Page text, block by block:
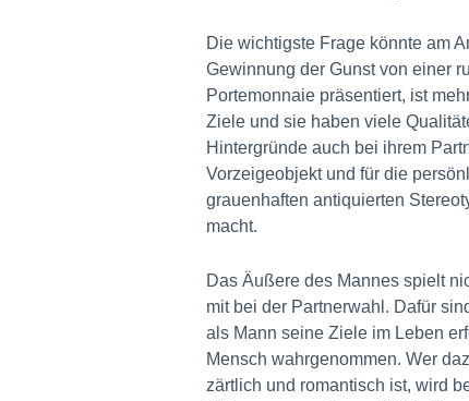
Die wichtigste Frage könnte am
Gewinnung der Gunst von einer
Portemonnaie präsentiert, ist
Ziele und sie haben viele
Hintergründe auch bei ihrem
Vorzeigeobjekt und für die
grauenhaften antiquierten
macht.
Das Äußere des Mannes spielt
mit bei der Partnerwahl. Dafür
als Mann seine Ziele im Leben
Mensch wahrgenommen. Wer
zärtlich und romantisch ist, wird